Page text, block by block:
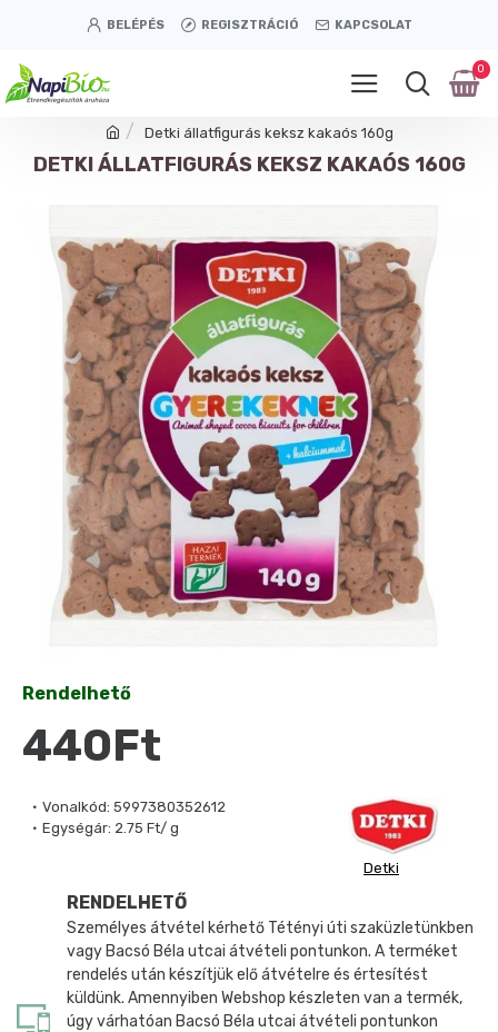
BELÉPÉS REGISZTRÁCIÓ KAPCSOLAT
0
Detki állatfigurás keksz kakaós 160g
DETKI ÁLLATFIGURÁS KEKSZ KAKAÓS 160G
Vonalkód: 5997380352612
Egységár: 2.75 Ft/ g
Detki
Rendelhető
440Ft
RENDELHETŐ
Személyes átvétel kérhető Tétényi úti szaküzletünkben
vagy Bacsó Béla utcai átvételi pontunkon. A terméket
rendelés után készítjük elő átvételre és értesítést
küldünk. Amennyiben Webshop készleten van a termék,
úgy várhatóan Bacsó Béla utcai átvételi pontunkon